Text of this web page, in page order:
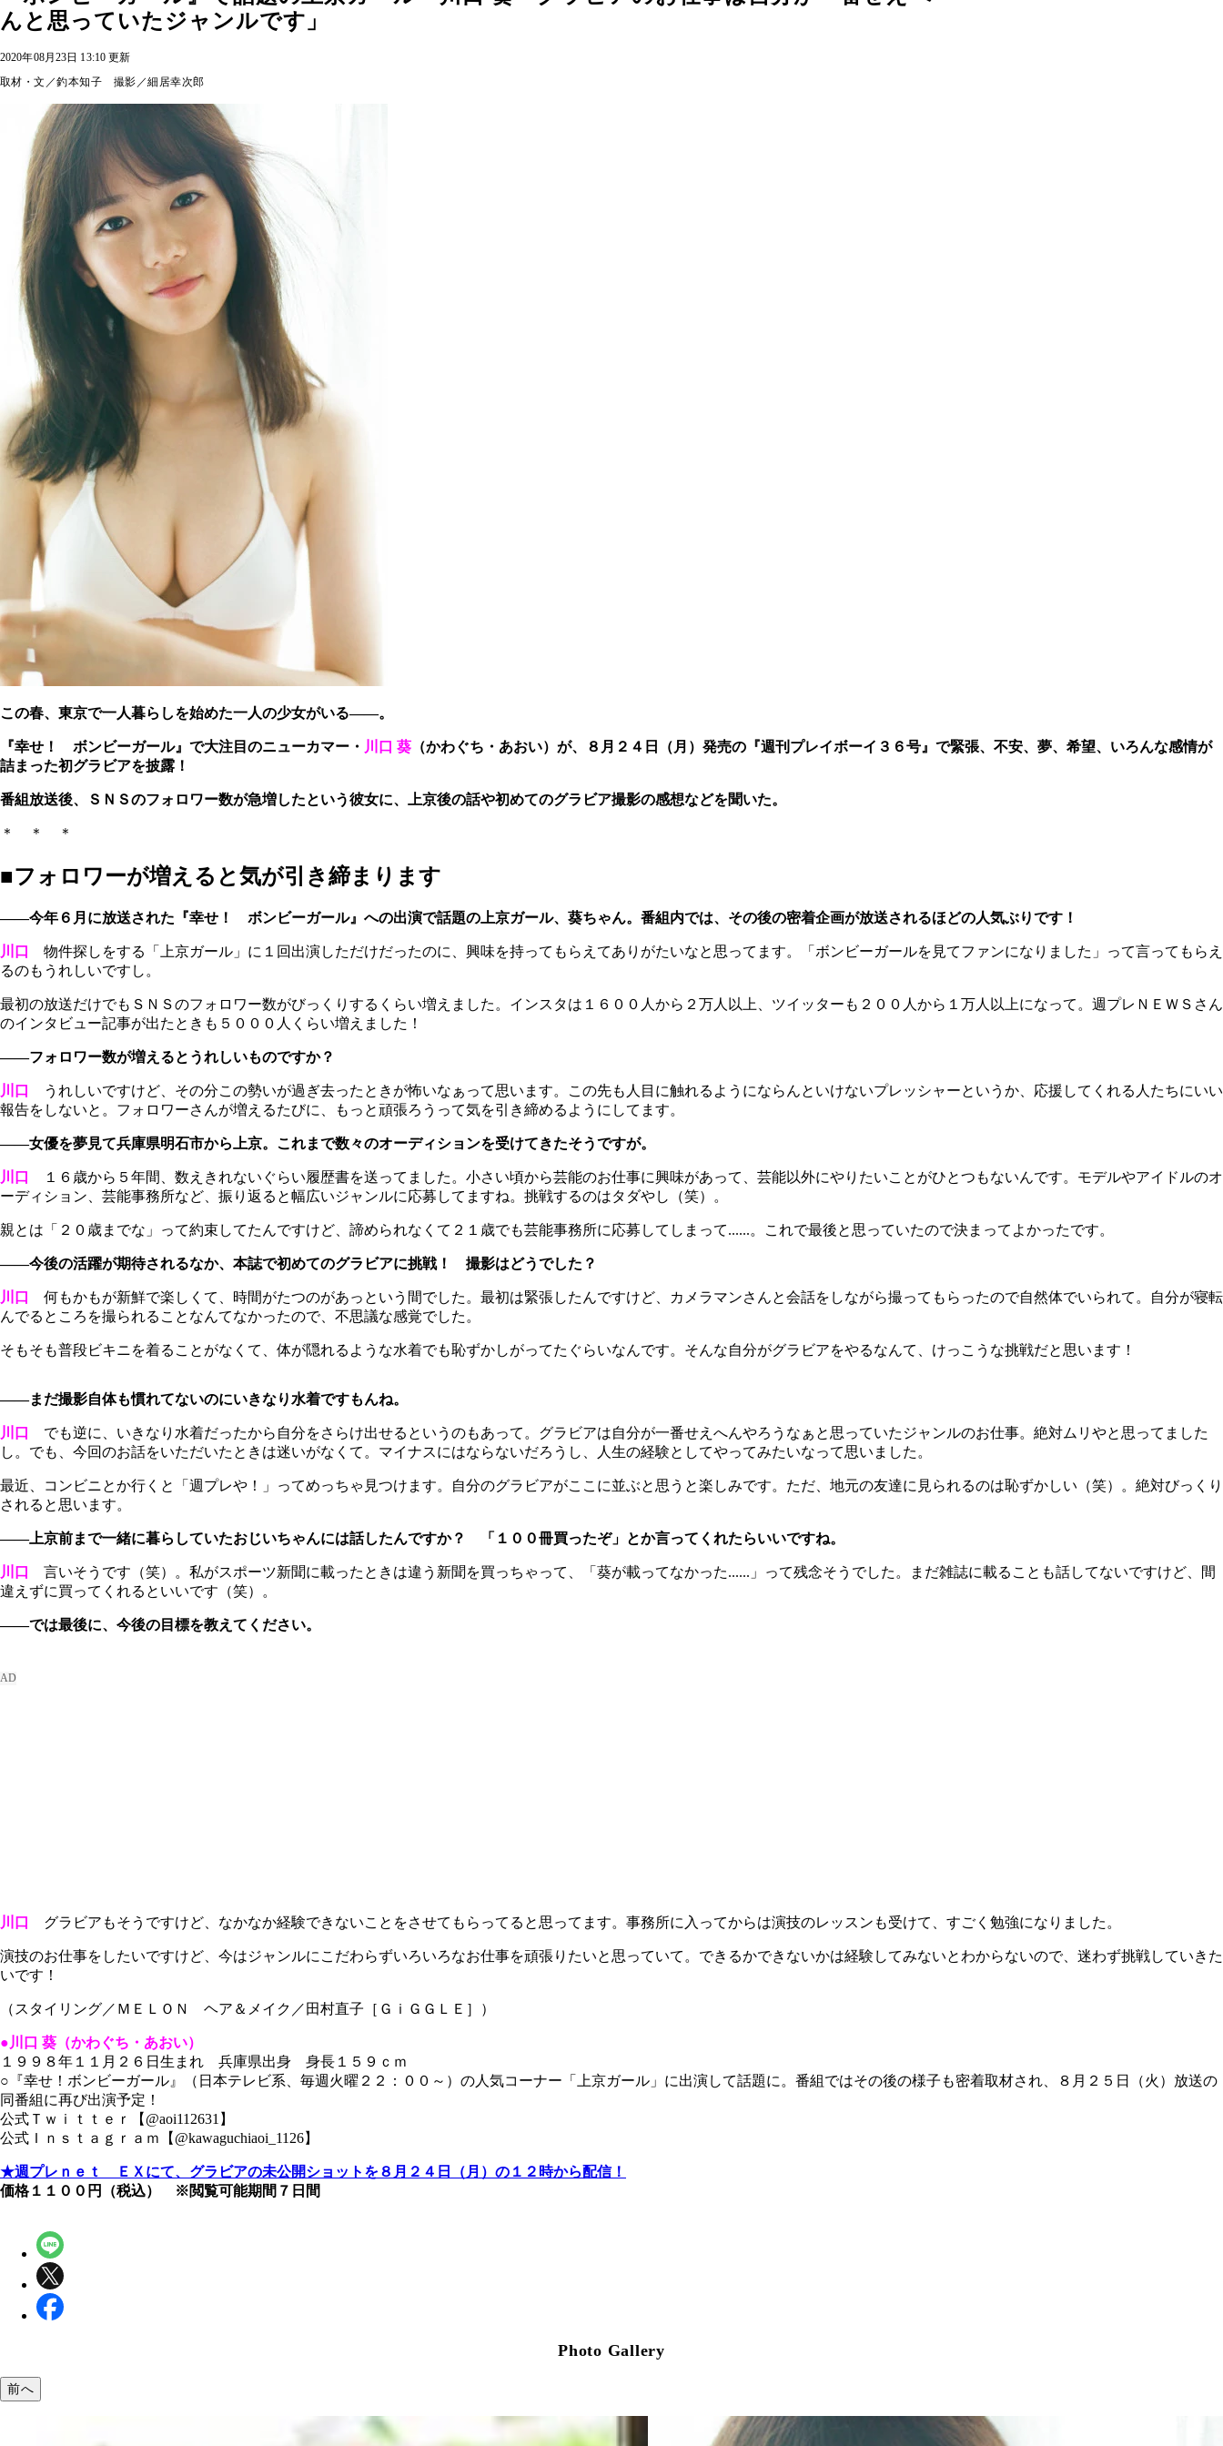
んと思っていたジャンルです」
2020年08月23日 13:10 更新
取材・文／釣本知子 撮影／細居幸次郎
この春、東京で一人暮らしを始めた一人の少女がいる――。
『幸せ！ ボンビーガール』で大注目のニューカマー・ 川口 葵 （かわぐち・あおい）が、８月２４日（月）発売の『週刊プレイボーイ３６号』で緊張、不安、夢、希望、いろんな感情が
詰まった初グラビアを披露！
番組放送後、ＳＮＳのフォロワー数が急増したという彼女に、上京後の話や初めてのグラビア撮影の感想などを聞いた。
＊ ＊ ＊
■フォロワーが増えると気が引き締まります
――今年６月に放送された『幸せ！ ボンビーガール』への出演で話題の上京ガール、葵ちゃん。番組内では、その後の密着企画が放送されるほどの人気ぶりです！
川口
物件探しをする「上京ガール」に１回出演しただけだったのに、興味を持ってもらえてありがたいなと思ってます。「ボンビーガールを見てファンになりました」って言ってもらえ
るのもうれしいですし。
最初の放送だけでもＳＮＳのフォロワー数がびっくりするくらい増えました。インスタは１６００人から２万人以上、ツイッターも２００人から１万人以上になって。週プレＮＥＷＳさん
のインタビュー記事が出たときも５０００人くらい増えました！
――フォロワー数が増えるとうれしいものですか？
川口
うれしいですけど、その分この勢いが過ぎ去ったときが怖いなぁって思います。この先も人目に触れるようにならんといけないプレッシャーというか、応援してくれる人たちにいい
報告をしないと。フォロワーさんが増えるたびに、もっと頑張ろうって気を引き締めるようにしてます。
――女優を夢見て兵庫県明石市から上京。これまで数々のオーディションを受けてきたそうですが。
川口
１６歳から５年間、数えきれないぐらい履歴書を送ってました。小さい頃から芸能のお仕事に興味があって、芸能以外にやりたいことがひとつもないんです。モデルやアイドルのオ
ーディション、芸能事務所など、振り返ると幅広いジャンルに応募してますね。挑戦するのはタダやし（笑）。
親とは「２０歳までな」って約束してたんですけど、諦められなくて２１歳でも芸能事務所に応募してしまって......。これで最後と思っていたので決まってよかったです。
――今後の活躍が期待されるなか、本誌で初めてのグラビアに挑戦！ 撮影はどうでした？
川口
何もかもが新鮮で楽しくて、時間がたつのがあっという間でした。最初は緊張したんですけど、カメラマンさんと会話をしながら撮ってもらったので自然体でいられて。自分が寝転
んでるところを撮られることなんてなかったので、不思議な感覚でした。
そもそも普段ビキニを着ることがなくて、体が隠れるような水着でも恥ずかしがってたぐらいなんです。そんな自分がグラビアをやるなんて、けっこうな挑戦だと思います！
――まだ撮影自体も慣れてないのにいきなり水着ですもんね。
川口
でも逆に、いきなり水着だったから自分をさらけ出せるというのもあって。グラビアは自分が一番せえへんやろうなぁと思っていたジャンルのお仕事。絶対ムリやと思ってました
し。でも、今回のお話をいただいたときは迷いがなくて。マイナスにはならないだろうし、人生の経験としてやってみたいなって思いました。
最近、コンビニとか行くと「週プレや！」ってめっちゃ見つけます。自分のグラビアがここに並ぶと思うと楽しみです。ただ、地元の友達に見られるのは恥ずかしい（笑）。絶対びっくり
されると思います。
――上京前まで一緒に暮らしていたおじいちゃんには話したんですか？ 「１００冊買ったぞ」とか言ってくれたらいいですね。
川口
言いそうです（笑）。私がスポーツ新聞に載ったときは違う新聞を買っちゃって、「葵が載ってなかった......」って残念そうでした。まだ雑誌に載ることも話してないですけど、間
違えずに買ってくれるといいです（笑）。
――では最後に、今後の目標を教えてください。
川口 グラビアもそうですけど、なかなか経験できないことをさせてもらってると思ってます。事務所に入ってからは演技のレッスンも受けて、すごく勉強になりました。
演技のお仕事をしたいですけど、今はジャンルにこだわらずいろいろなお仕事を頑張りたいと思っていて。できるかできないかは経験してみないとわからないので、迷わず挑戦していきた
いです！
（スタイリング／ＭＥＬＯＮ ヘア＆メイク／田村直子［ＧｉＧＧＬＥ］）
●川口 葵（かわぐち・あおい）
１９９８年１１月２６日生まれ 兵庫県出身 身長１５９ｃｍ
○『幸せ！ボンビーガール』（日本テレビ系、毎週火曜２２：００～）の人気コーナー「上京ガール」に出演して話題に。番組ではその後の様子も密着取材され、８月２５日（火）放送の
同番組に再び出演予定！
公式Ｔｗｉｔｔｅｒ【@aoi112631】
公式Ｉｎｓｔａｇｒａｍ【@kawaguchiaoi_1126】
★週プレｎｅｔ ＥＸにて、グラビアの未公開ショットを８月２４日（月）の１２時から配信！
価格１１００円（税込） ※閲覧可能期間７日間
Photo Gallery
前へ